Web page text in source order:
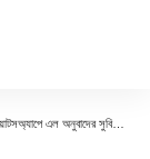
সুবিধা, এখন ভাষা কোনও বাধা নয়!